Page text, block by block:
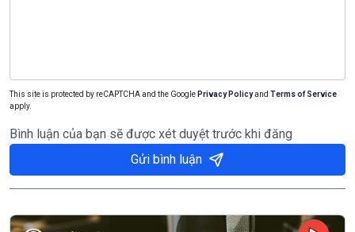
This site is protected by reCAPTCHA and the Google Privacy Policyand Terms of Service
apply.
Bình luận của bạn sẽ được xét duyệt trước khi đăng
Gửi bình luận